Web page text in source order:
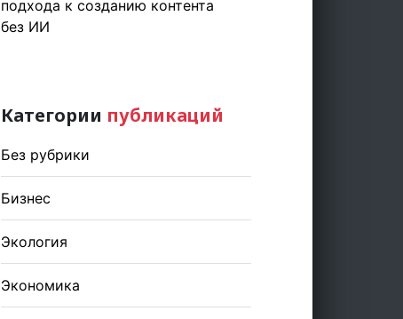
подхода к созданию контента
без ИИ
Категории публикаций
Без рубрики
Бизнес
Экология
Экономика